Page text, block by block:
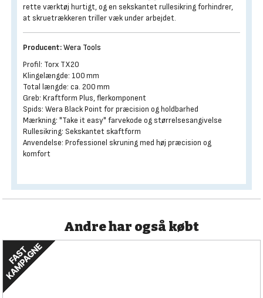
rette værktøj hurtigt, og en sekskantet rullesikring forhindrer,
at skruetrækkeren triller væk under arbejdet.
Producent:Wera Tools
Profil: Torx TX20
Klingelængde: 100 mm
Total længde: ca. 200 mm
Greb: Kraftform Plus, flerkomponent
Spids: Wera Black Point for præcision og holdbarhed
Mærkning: "Take it easy" farvekode og størrelsesangivelse
Rullesikring: Sekskantet skaftform
Anvendelse: Professionel skruning med høj præcision og
komfort
Andre har også købt